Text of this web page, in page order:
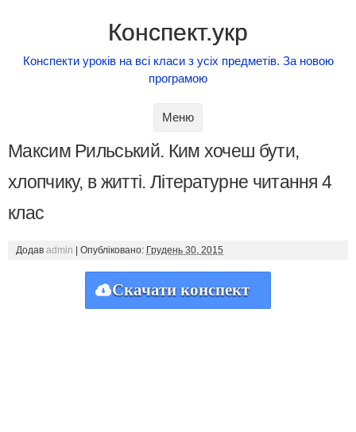
Конспект.укр
Конспекти уроків на всі класи з усіх предметів. За новою
програмою
Меню
Максим Рильський. Ким хочеш бути,
хлопчику, в житті. Літературне читання 4
клас
Додав admin Опубліковано: Грудень 30, 2015
Скачати конспект